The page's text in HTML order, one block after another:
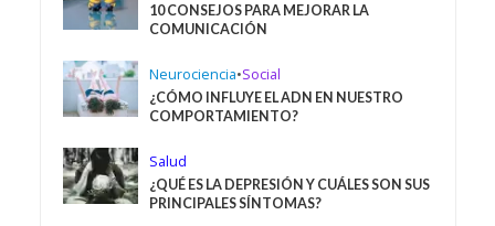
10 CONSEJOS PARA MEJORAR LA
COMUNICACIÓN
Neurociencia•Social
¿CÓMO INFLUYE EL ADN EN NUESTRO
COMPORTAMIENTO?
Salud
¿QUÉ ES LA DEPRESIÓN Y CUÁLES SON SUS
PRINCIPALES SÍNTOMAS?